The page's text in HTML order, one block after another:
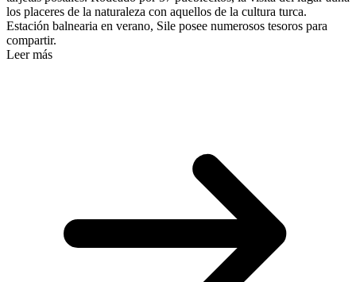
los placeres de la naturaleza con aquellos de la cultura turca.
Estación balnearia en verano, Sile posee numerosos tesoros para
compartir.
Leer más